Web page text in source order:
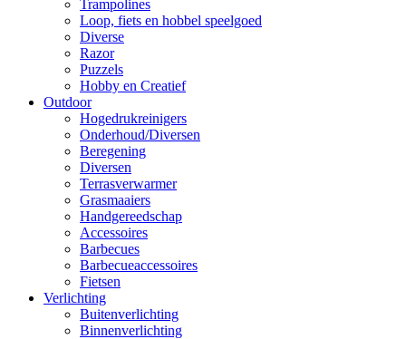
Trampolines
Loop, fiets en hobbel speelgoed
Diverse
Razor
Puzzels
Hobby en Creatief
Outdoor
Hogedrukreinigers
Onderhoud/Diversen
Beregening
Diversen
Terrasverwarmer
Grasmaaiers
Handgereedschap
Accessoires
Barbecues
Barbecueaccessoires
Fietsen
Verlichting
Buitenverlichting
Binnenverlichting